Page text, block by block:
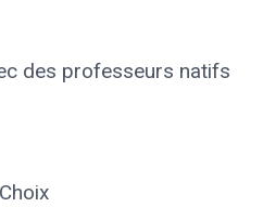
des professeurs natifs